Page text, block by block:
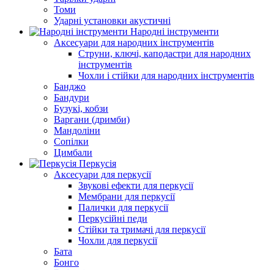
Томи
Ударні установки акустичні
Народні інструменти
Аксесуари для народних інструментів
Струни, ключі, каподастри для народних
інструментів
Чохли і стійки для народних інструментів
Банджо
Бандури
Бузукі, кобзи
Варгани (дримби)
Мандоліни
Сопілки
Цимбали
Перкусія
Аксесуари для перкусії
Звукові ефекти для перкусії
Мембрани для перкусії
Палички для перкусії
Перкусійні педи
Стійки та тримачі для перкусії
Чохли для перкусії
Бата
Бонго